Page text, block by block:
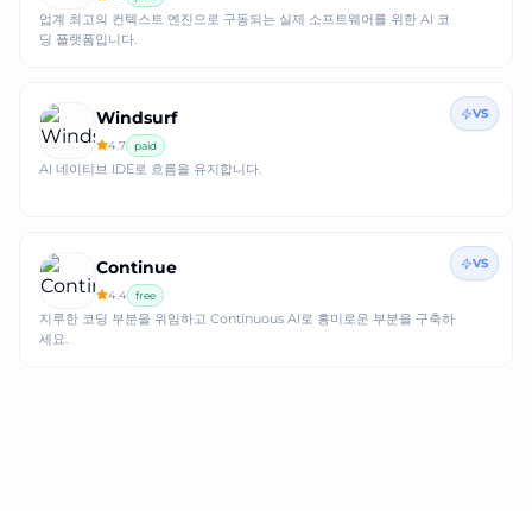
업계 최고의 컨텍스트 엔진으로 구동되는 실제 소프트웨어를 위한 AI 코
딩 플랫폼입니다.
Windsurf
4.7 paid
AI 네이티브 IDE로 흐름을 유지합니다.
VS
Continue
4.4 free
지루한 코딩 부분을 위임하고 Continuous AI로 흥미로운 부분을 구축하
세요.
VS